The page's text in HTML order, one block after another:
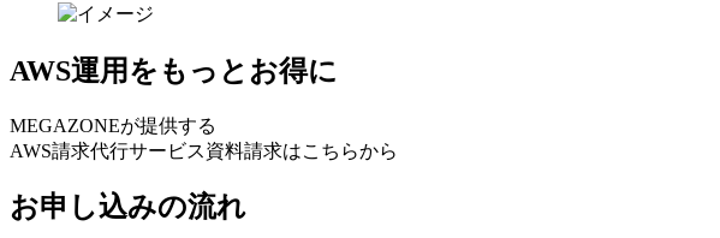
AWS運用をもっとお得に
MEGAZONEが提供する
AWS請求代行サービス資料請求はこちらから
お申し込みの流れ